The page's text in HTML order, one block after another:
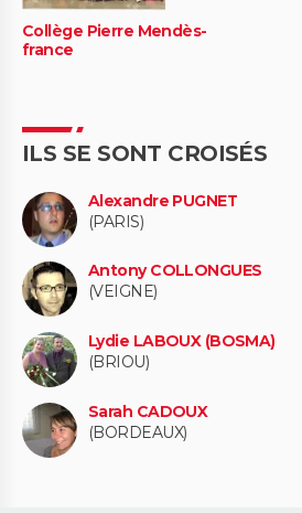
Collège Pierre Mendès-
france
ILS SE SONT CROISÉS
Alexandre PUGNET
(PARIS)
Antony COLLONGUES
(VEIGNE)
Lydie LABOUX (BOSMA)
(BRIOU)
Sarah CADOUX
(BORDEAUX)